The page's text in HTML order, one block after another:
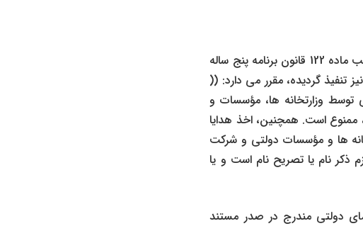
صدر ماده 4 قانون تنظیم بخشی از مقررات مالی دولت مصوب سال ۱۳۸۰، که به موجب ماده 122 قانون برنامه پنج‌ ساله
ششم توسعه اقتصادی، اجتماعی و فرهنگی جمهوری اسلامی ایران مصوب سال ۱۳۹۶ نیز تنفیذ گردیده، مقرر می ‌دارد: ((
وزارتخانه‌ ها، مؤسسات و
ممنوع است. همچنین، اخذ هدایا
ها و مؤسسات دولتی و شرکت
نام یا تصریح نام است و یا
دولتی مندرج در صدر مستند